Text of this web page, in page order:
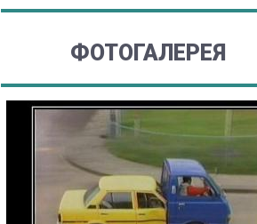
ФОТОГАЛЕРЕЯ